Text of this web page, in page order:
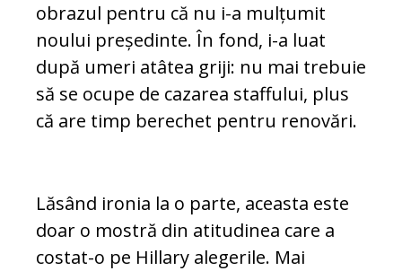
obrazul pentru că nu i-a mul­țumit
noului președinte. În fond, i-a luat
după umeri atâtea griji: nu mai trebuie
să se ocupe de cazarea staffului, plus
că are timp berechet pentru renovări.
Lăsând ironia la o parte, aceasta este
doar o mostră din atitudinea care a
costat-o pe Hillary alegerile. Mai